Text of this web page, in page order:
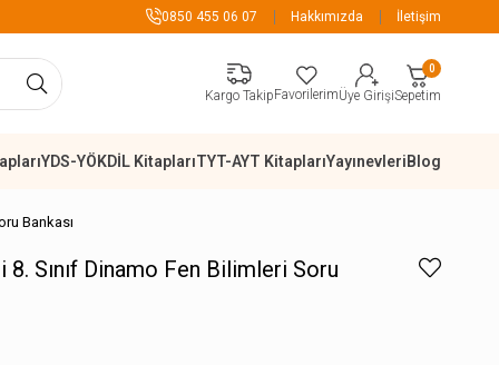
Alışverişlerde Kargo Ücretsiz
0850 455 06 07 Hakkımızda İletişim
Kargo TakipFavorilerimÜye GirişiSepetim
0
YDS-YÖKDİL KitaplarıTYT-AYT KitaplarıYayınevleriBlog
Bankası
Sınıf Dinamo Fen Bilimleri Soru